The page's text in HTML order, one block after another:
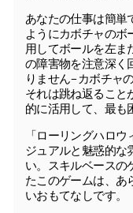
あなたの仕事は簡単
ようにカボチャのボ
用してボールを左ま
の障害物を注意深く
りません–カボチャ
それは跳ね返ること
的に活用して、最も
「ローリングハロ
ジュアルと魅惑的な
い。スキルベースの
たこのゲームは、あ
いおもてなしです。